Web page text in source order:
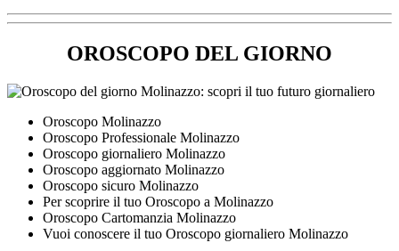
OROSCOPO DEL GIORNO
Oroscopo Molinazzo
Oroscopo Professionale Molinazzo
Oroscopo giornaliero Molinazzo
Oroscopo aggiornato Molinazzo
Oroscopo sicuro Molinazzo
Per scoprire il tuo Oroscopo a Molinazzo
Oroscopo Cartomanzia Molinazzo
Vuoi conoscere il tuo Oroscopo giornaliero Molinazzo